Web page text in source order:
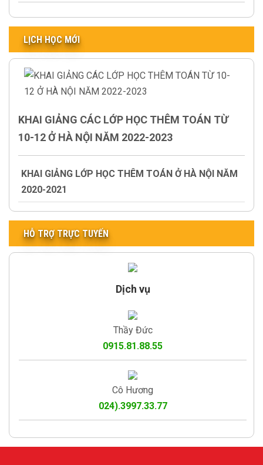
LỊCH HỌC MỚI
KHAI GIẢNG CÁC LỚP HỌC THÊM TOÁN TỪ
10-12 Ở HÀ NỘI NĂM 2022-2023
KHAI GIẢNG LỚP HỌC THÊM TOÁN Ở HÀ NỘI NĂM
2020-2021
HỖ TRỢ TRỰC TUYẾN
Dịch vụ
Thầy Đức
0915.81.88.55
Cô Hương
024).3997.33.77